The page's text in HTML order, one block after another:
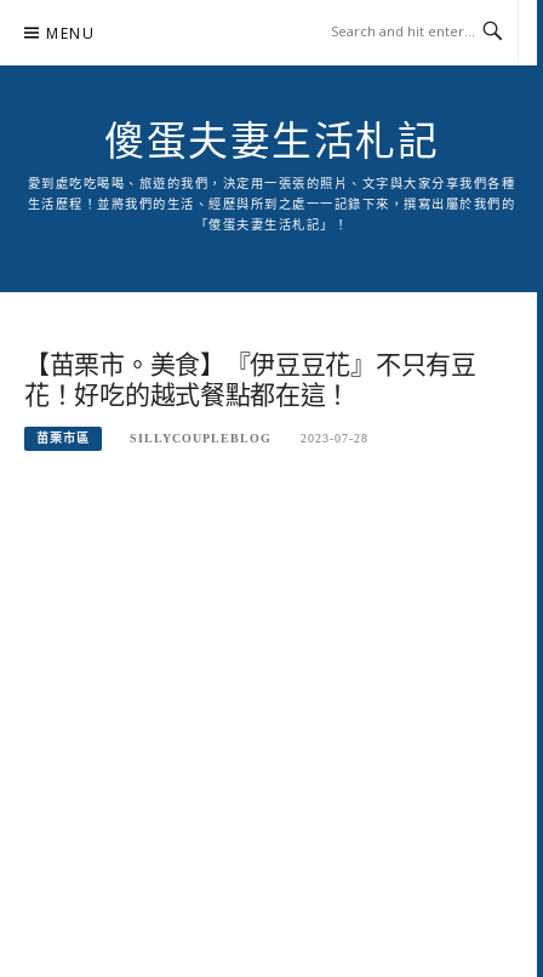
content
MENU
傻蛋夫妻生活札記
愛到處吃吃喝喝、旅遊的我們，決定用一張張的照片、文字與大家分享我們各種
生活歷程！並將我們的生活、經歷與所到之處一一記錄下來，撰寫出屬於我們的
「傻蛋夫妻生活札記」！
【苗栗市。美食】『伊豆豆花』不只有豆
花！好吃的越式餐點都在這！
苗栗市區 SILLYCOUPLEBLOG 2023-07-28